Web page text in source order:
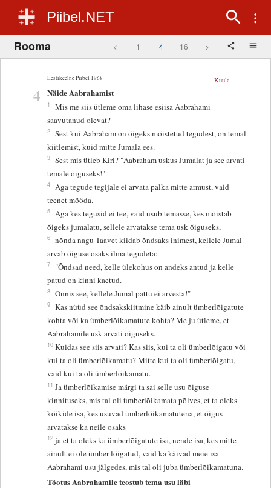
Piibel.NET
Rooma < 1 4 16 >
Eestikeelne Piibel 1968
4
Kuula
Näide Aabrahamist
1
Mis me siis ütleme oma lihase esiisa Aabrahami
saavutanud olevat?
2 Sest kui Aabraham on õigeks mõistetud tegudest, on temal
kiitlemist, kuid mitte Jumala ees.
3 Sest mis ütleb Kiri? "Aabraham uskus Jumalat ja see arvati
temale õiguseks!"
4 Aga tegude tegijale ei arvata palka mitte armust, vaid
teenet mööda.
5 Aga kes tegusid ei tee, vaid usub temasse, kes mõistab
õigeks jumalatu, sellele arvatakse tema usk õiguseks,
6 nõnda nagu Taavet kiidab õndsaks inimest, kellele Jumal
arvab õiguse osaks ilma tegudeta:
7
"Õndsad need, kelle ülekohus on andeks antud ja kelle
patud on kinni kaetud.
8 Õnnis see, kellele Jumal pattu ei arvesta!"
9 Kas nüüd see õndsakskiitmine käib ainult ümberlõigatute
kohta või ka ümberlõikamatute kohta? Me ju ütleme, et
Aabrahamile usk arvati õiguseks.
10 Kuidas see siis arvati? Kas siis, kui ta oli ümberlõigatu või
kui ta oli ümberlõikamatu? Mitte kui ta oli ümberlõigatu,
vaid kui ta oli ümberlõikamatu.
11 Ja ümberlõikamise märgi ta sai selle usu õiguse
kinnituseks, mis tal oli ümberlõikamata põlves, et ta oleks
kõikide isa, kes usuvad ümberlõikamatutena, et õigus
arvatakse ka neile osaks
12 ja et ta oleks ka ümberlõigatute isa, nende isa, kes mitte
ainult ei ole ümber lõigatud, vaid ka käivad meie isa
Aabrahami usu jälgedes, mis tal oli juba ümberlõikamatuna.
Tõotus Aabrahamile teostub tema usu läbi